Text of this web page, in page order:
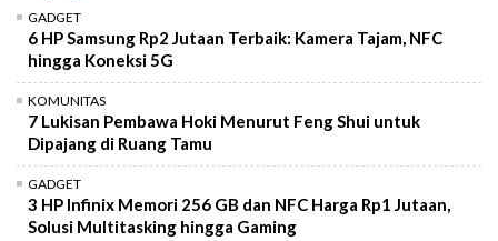
GADGET
6 HP Samsung Rp2 Jutaan Terbaik: Kamera Tajam, NFC
hingga Koneksi 5G
KOMUNITAS
7 Lukisan Pembawa Hoki Menurut Feng Shui untuk
Dipajang di Ruang Tamu
GADGET
3 HP Infinix Memori 256 GB dan NFC Harga Rp1 Jutaan,
Solusi Multitasking hingga Gaming